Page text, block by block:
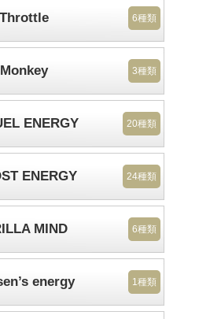
6種類
3種類
ENERGY 20種類
ENERGY 24種類
MIND 6種類
energy 1種類